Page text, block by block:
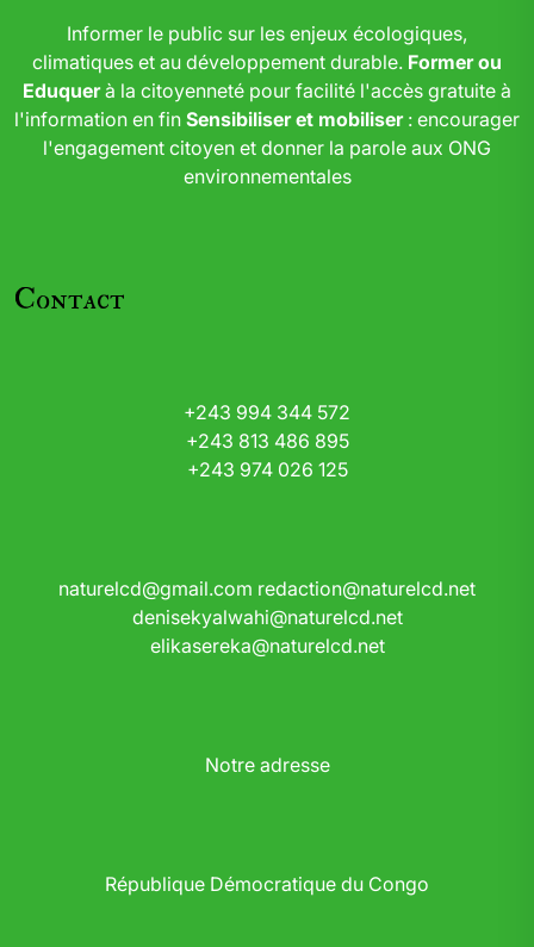
Informer le public sur les enjeux écologiques,
climatiques et au développement durable. Former ou
Eduquerà la citoyenneté pour facilité l'accès gratuite à
l'information en fin Sensibiliser et mobiliser: encourager
l'engagement citoyen et donner la parole aux ONG
environnementales
Contact
+243 994 344 572
+243 813 486 895
+243 974 026 125
naturelcd@gmail.com redaction@naturelcd.net
denisekyalwahi@naturelcd.net
elikasereka@naturelcd.net
Notre adresse
République Démocratique du Congo